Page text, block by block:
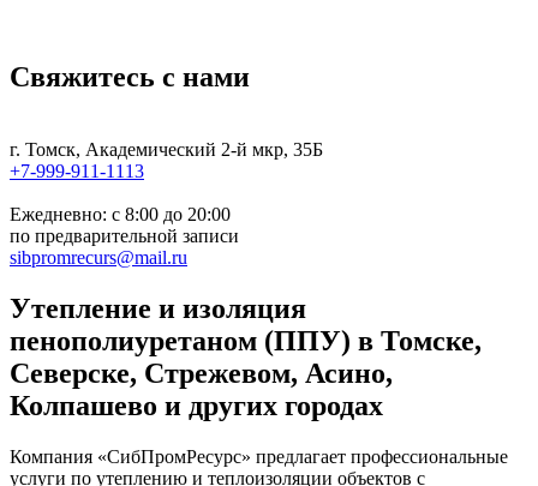
Свяжитесь с нами
г. Томск, Академический 2-й мкр, 35Б
+7-999-911-1113
Ежедневно: с 8:00 до 20:00
по предварительной записи
sibpromrecurs@mail.ru
Утепление и изоляция
пенополиуретаном (ППУ) в Томске,
Северске, Стрежевом, Асино,
Колпашево и других городах
Компания «СибПромРесурс» предлагает профессиональные
услуги по утеплению и теплоизоляции объектов с